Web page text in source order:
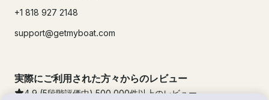
+1 818 927 2148
support@getmyboat.com
実際にご利用された方々からのレビュー
4.9 (5段階評価中) 500,000件以上のレビュー